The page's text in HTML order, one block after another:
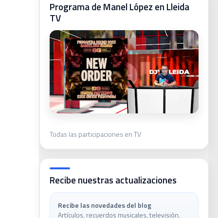
Programa de Manel López en Lleida
TV
Todas las participaciones en TV
Recibe nuestras actualizaciones
Recibe las novedades del blog
Artículos, recuerdos musicales, televisión,